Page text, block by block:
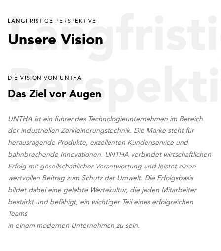
LANGFRISTIGE PERSPEKTIVE
Unsere Vision
DIE VISION VON UNTHA
Das Ziel vor Augen
UNTHA ist ein führendes Technologieunternehmen im Bereich
der industriellen Zerkleinerungstechnik. Die Marke steht für
herausragende Produkte, exzellenten Kundenservice und
bahnbrechende Innovationen. UNTHA verbindet wirtschaftlichen
Erfolg mit gesellschaftlicher Verantwortung und leistet einen
wertvollen Beitrag zum Schutz der Umwelt. Die Erfolgsbasis
bildet dabei eine gelebte Wertekultur, die jeden Mitarbeiter
bestärkt und befähigt, ein wichtiger Teil eines erfolgreichen
Teams
in einem modernen Unternehmen zu sein.